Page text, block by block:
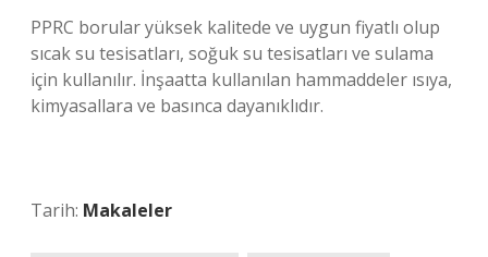
PPRC borular yüksek kalitede ve uygun fiyatlı olup
sıcak su tesisatları, soğuk su tesisatları ve sulama
için kullanılır. İnşaatta kullanılan hammaddeler ısıya,
kimyasallara ve basınca dayanıklıdır.
Tarih: Makaleler